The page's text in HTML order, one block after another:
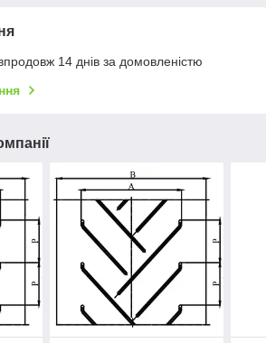
14 днів за домовленістю